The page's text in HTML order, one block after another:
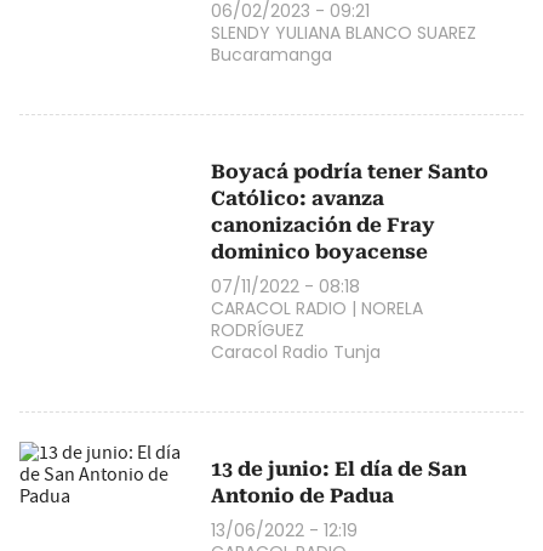
06/02/2023 - 09:21
SLENDY YULIANA BLANCO SUAREZ
Bucaramanga
Boyacá podría tener Santo
Católico: avanza
canonización de Fray
dominico boyacense
07/11/2022 - 08:18
CARACOL RADIO | NORELA
RODRÍGUEZ
Caracol Radio Tunja
13 de junio: El día de San
Antonio de Padua
13/06/2022 - 12:19